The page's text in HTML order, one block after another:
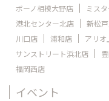
ボーノ相模大野店
ミス
港北センター北店
新松
川口店
浦和店 アリオ
サンストリート浜北店
福岡西店
イベント